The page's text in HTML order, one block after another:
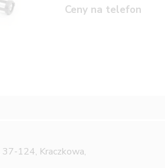
Ceny na telefon
124, Kraczkowa,